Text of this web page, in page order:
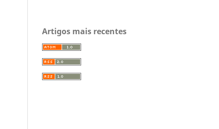
Artigos mais recentes